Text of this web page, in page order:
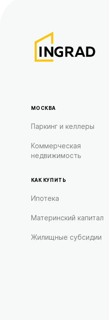
МОСКВА
Паркинг и келлеры
Коммерческая
недвижимость
КАК КУПИТЬ
Ипотека
Материнский капитал
Жилищные субсидии